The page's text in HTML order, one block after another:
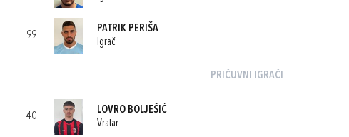
99
PATRIK PERIŠA
Igrač
PRIČUVNI IGRAČI
40
LOVRO BOLJEŠIĆ
Vratar